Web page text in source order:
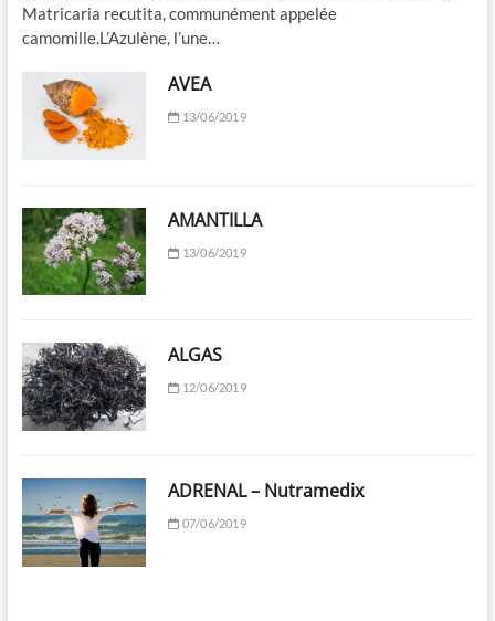
Matricaria recutita, communément appelée
camomille.L’Azulène, l’une…
AVEA
13/06/2019
AMANTILLA
13/06/2019
ALGAS
12/06/2019
ADRENAL – Nutramedix
07/06/2019